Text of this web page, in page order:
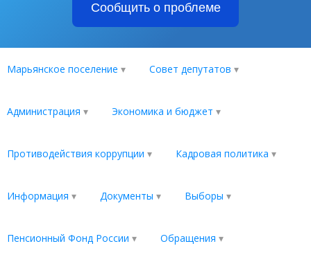
Сообщить о проблеме
Марьянское поселение Совет депутатов
Администрация Экономика и бюджет
Противодействия коррупции Кадровая политика
Информация Документы Выборы
Пенсионный Фонд России Обращения